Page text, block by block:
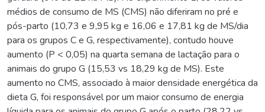
médios de consumo de MS (CMS) não diferiram no pré e
pós-parto (10,73 e 9,95 kg e 16,06 e 17,81 kg de MS/dia
para os grupos C e G, respectivamente), contudo houve
aumento (P < 0,05) na quarta semana de lactação para o
animais do grupo G (15,53 vs 18,29 kg de MS). Este
aumento no CMS, associado à maior densidade energética da
dieta G, foi responsável por um maior consumo de energia